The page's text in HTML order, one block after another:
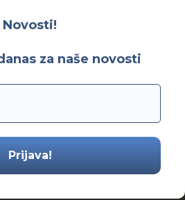
Novosti!
za naše novosti